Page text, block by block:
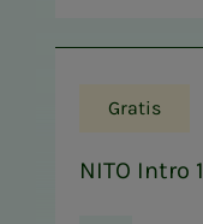
Gratis
NITO Intro 1